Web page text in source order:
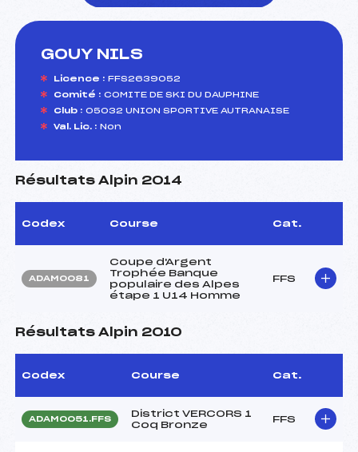
GOUY NILS
Licence : FFS2639052
Comité : COMITE DE SKI DU DAUPHINE
Club : 05032 UNION SPORTIVE AUTRANAISE
Val. Lic. : Non
Résultats Alpin 2014
Codex Course Cat.
ADAM0081
Coupe d'Argent
Trophée Banque
populaire des Alpes
étape 1 U14 Homme
FFS
Résultats Alpin 2010
Codex Course Cat.
ADAM0051.FFS
District VERCORS 1
Coq Bronze
FFS